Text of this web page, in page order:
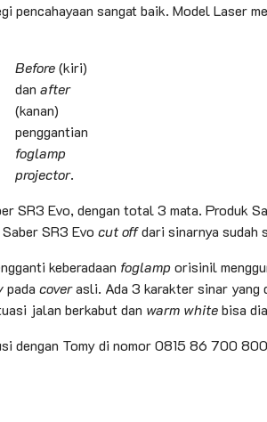
pencahayaan sangat baik. Model Laser
Before(kiri)
dan after
(kanan)
penggantian
foglamp
projector.
SR3 Evo, dengan total 3 mata. Produk
SR3 Evo cut offdari sinarnya sudah
keberadaan foglamporisinil
pada coverasli. Ada 3 karakter sinar yang
jalan berkabut dan warm whitebisa
dengan Tomy di nomor 0815 86 700